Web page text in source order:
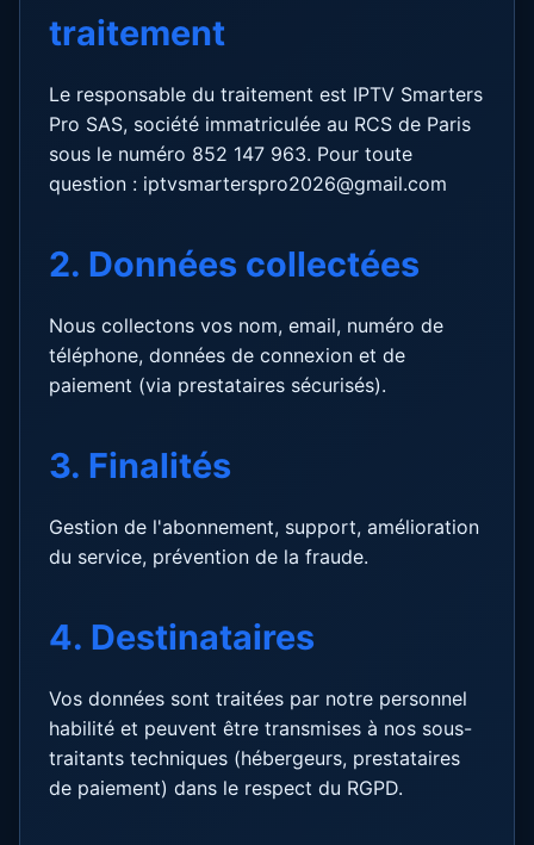
traitement
Le responsable du traitement est IPTV Smarters
Pro SAS, société immatriculée au RCS de Paris
sous le numéro 852 147 963. Pour toute
question : iptvsmarterspro2026@gmail.com
2. Données collectées
Nous collectons vos nom, email, numéro de
téléphone, données de connexion et de
paiement (via prestataires sécurisés).
3. Finalités
Gestion de l'abonnement, support, amélioration
du service, prévention de la fraude.
4. Destinataires
Vos données sont traitées par notre personnel
habilité et peuvent être transmises à nos sous-
traitants techniques (hébergeurs, prestataires
de paiement) dans le respect du RGPD.